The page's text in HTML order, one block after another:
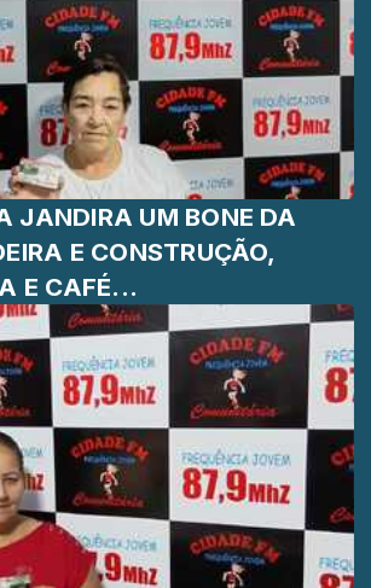
JANDIRA UM BONE DA
E CONSTRUÇÃO,
E CAFÉ...